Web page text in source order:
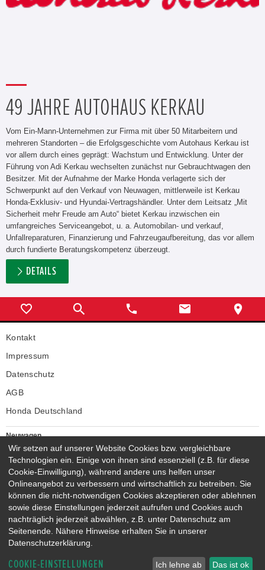
49 JAHRE AUTOHAUS KERKAU
Vom Ein-Mann-Unternehmen zur Firma mit über 50 Mitarbeitern und
mehreren Standorten – die Erfolgsgeschichte vom Autohaus Kerkau ist
vor allem durch eines geprägt: Wachstum und Entwicklung. Unter der
Führung von Adi Kerkau wechselten zunächst nur Gebrauchtwagen den
Besitzer. Mit der Aufnahme der Marke Honda verlagerte sich der
Schwerpunkt auf den Verkauf von Neuwagen, mittlerweile ist Kerkau
Honda-Exklusiv- und Hyundai-Vertragshändler. Unter dem Leitsatz „Mit
Sicherheit mehr Freude am Auto“ bietet Kerkau inzwischen ein
umfangreiches Serviceangebot, u. a. Automobilan- und verkauf,
Unfallreparaturen, Finanzierung und Fahrzeugaufbereitung, das vor allem
durch fundierte Beratungskompetenz überzeugt.
DETAILS
Kontakt
Impressum
Datenschutz
AGB
Honda Deutschland
Neuwagen
Honda Neuwagen
Gebrauchtwagen
Honda Gebrauchtwagen
Honda Vorführwagen
Gesamtbestand
NEUWAGENMODELLE
HONDA JAZZ E:HEV
HONDA CIVIC E:HEV
HONDA PRELUDE E:HEV
HONDA ZR-V E:HEV
HONDA CR-V E:HEV & E:PHEV
Wir setzen auf unserer Website Cookies bzw. vergleichbare
Technologien ein. Einige von ihnen sind essenziell (z.B. für diese
Cookie-Einwilligung), während andere uns helfen unser
Onlineangebot zu verbessern und wirtschaftlich zu betreiben. Sie
können die nicht-notwendigen Cookies akzeptieren oder ablehnen
sowie diese Einstellungen jederzeit aufrufen und Cookies auch
nachträglich jederzeit abwählen, z.B. unter Datenschutz am
Seitenende. Nähere Hinweise erhalten Sie in unserer
Datenschutzerklärung.
COOKIE-EINSTELLUNGEN Ich lehne ab Das ist ok